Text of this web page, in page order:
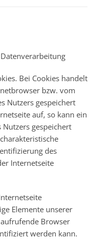
Bei Cookies handelt
bzw. vom
Nutzers gespeichert
auf, so kann ein
gespeichert
des
Internetseite
Elemente unserer
Browser
werden kann.